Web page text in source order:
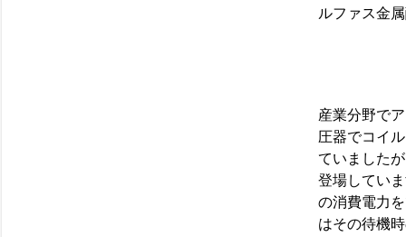
ルファス金
産業分野で
圧器でコイ
ていました
登場してい
の消費電力
はその待機